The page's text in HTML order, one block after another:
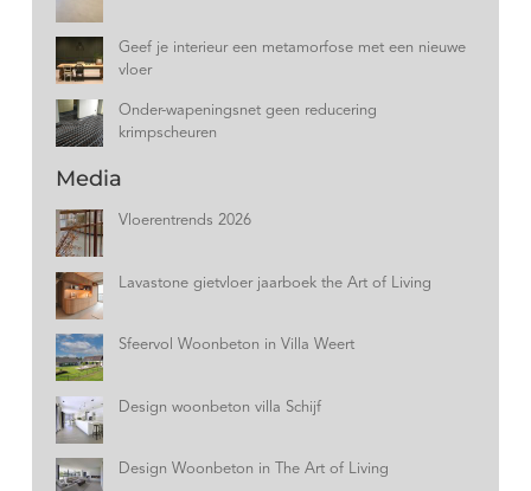
Geef je interieur een metamorfose met een nieuwe
vloer
Onder-wapeningsnet geen reducering
krimpscheuren
Media
Vloerentrends 2026
Lavastone gietvloer jaarboek the Art of Living
Sfeervol Woonbeton in Villa Weert
Design woonbeton villa Schijf
Design Woonbeton in The Art of Living